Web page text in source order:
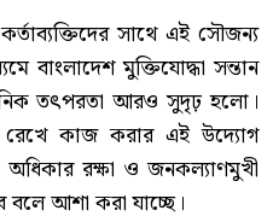
কর্তাব্যক্তিদের সাথে এই সৌজন্য
বাংলাদেশ মুক্তিযোদ্ধা সন্তান
তৎপরতা আরও সুদৃঢ় হলো।
রেখে কাজ করার এই উদ্যোগ
অধিকার রক্ষা ও জনকল্যাণমুখী
আশা করা যাচ্ছে।